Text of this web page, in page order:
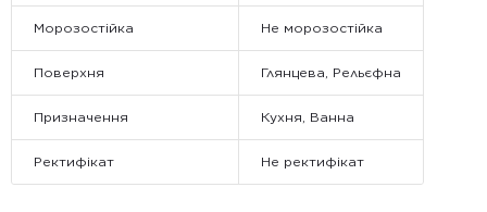
Морозостійка Не морозостійка
Поверхня Глянцева, Рельєфна
Призначення Кухня, Ванна
Ректифікат Не ректифікат